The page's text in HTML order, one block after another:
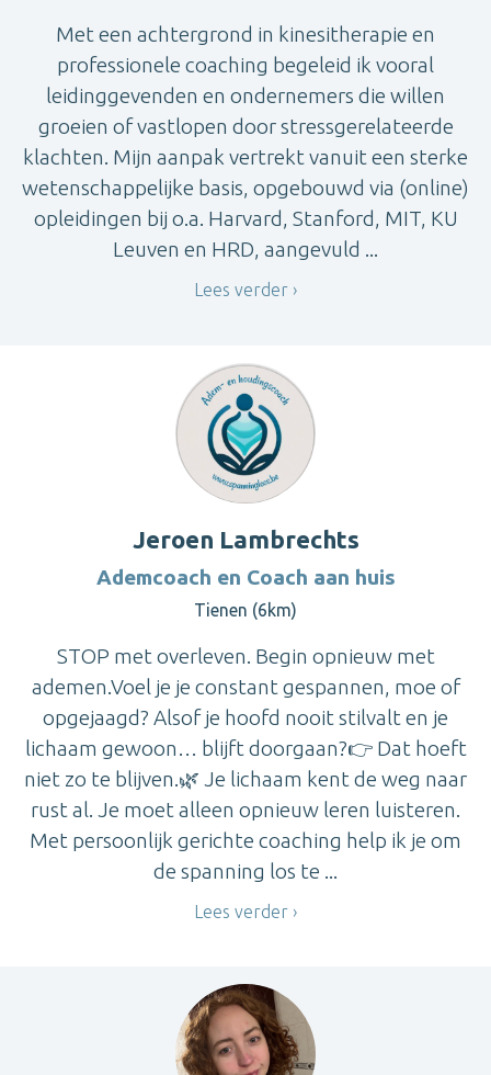
Met een achtergrond in kinesitherapie en
professionele coaching begeleid ik vooral
leidinggevenden en ondernemers die willen
groeien of vastlopen door stressgerelateerde
klachten. Mijn aanpak vertrekt vanuit een sterke
wetenschappelijke basis, opgebouwd via (online)
opleidingen bij o.a. Harvard, Stanford, MIT, KU
Leuven en HRD, aangevuld ...
Lees verder
Jeroen Lambrechts
Ademcoach en Coach aan huis
Tienen (6km)
STOP met overleven. Begin opnieuw met
ademen.Voel je je constant gespannen, moe of
opgejaagd? Alsof je hoofd nooit stilvalt en je
lichaam gewoon… blijft doorgaan?👉 Dat hoeft
niet zo te blijven.🌿 Je lichaam kent de weg naar
rust al. Je moet alleen opnieuw leren luisteren.
Met persoonlijk gerichte coaching help ik je om
de spanning los te ...
Lees verder